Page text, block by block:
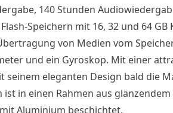
140 Stunden
Speichern mit 16, 32 und 64
von Medien vom
und ein Gyroskop. Mit einer
seinem eleganten Design bald die
ist in einen Rahmen aus
Aluminium beschichtet.